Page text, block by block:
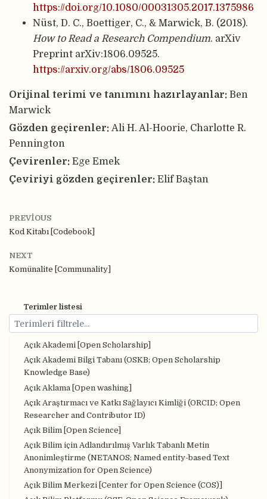
Terimler listesi
Açık Akademi [Open Scholarship]
Açık Akademi Bilgi Tabanı (OSKB; Open Scholarship
Knowledge Base)
Açık Aklama [Open washing]
Açık Araştırmacı ve Katkı Sağlayıcı Kimliği (ORCID; Open
Researcher and Contributor ID)
Açık Bilim [Open Science]
Açık Bilim için Adlandırılmış Varlık Tabanlı Metin
Anonimleştirme (NETANOS; Named entity-based Text
Anonymization for Open Science)
Açık Bilim Merkezi [Center for Open Science (COS)]
https://doi.org/10.1080/00031305.2017.1375986
Nüst, D. C., Boettiger, C., & Marwick, B. (2018).
How to Read a Research Compendium. arXiv
Preprint arXiv:1806.09525.
https://arxiv.org/abs/1806.09525
Orijinal terimi ve tanımını hazırlayanlar: Ben
Marwick
Gözden geçirenler: Ali H. Al-Hoorie, Charlotte R.
Pennington
Çevirenler: Ege Emek
Çeviriyi gözden geçirenler: Elif Baştan
PREVIOUS
Kod Kitabı [Codebook]
NEXT
Komünalite [Communality]